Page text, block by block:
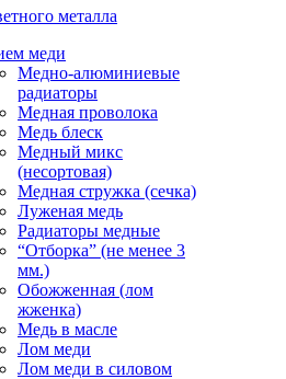
металла
меди
Медно-алюминиевые
радиаторы
Медная проволока
Медь блеск
Медный микс
(несортовая)
Медная стружка (сечка)
Луженая медь
Радиаторы медные
“Отборка” (не менее 3
мм.)
Обожженная (лом
жженка)
Медь в масле
Лом меди
Лом меди в силовом